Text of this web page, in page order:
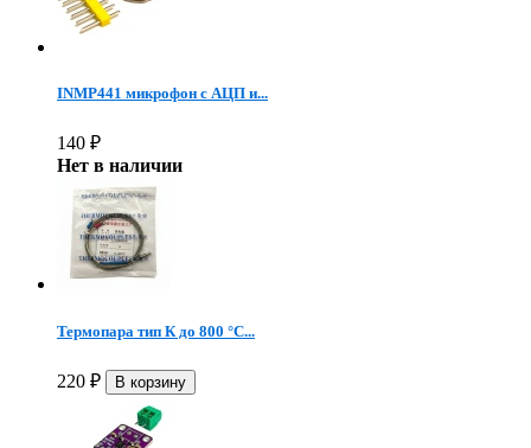
INMP441 микрофон c АЦП и...
140 ₽
Нет в наличии
Термопара тип К до 800 °C...
220 ₽